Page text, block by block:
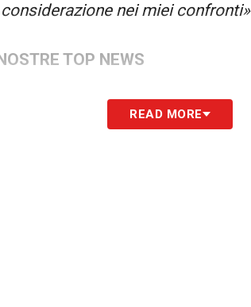
nei miei confronti»
TOP NEWS
READ MORE